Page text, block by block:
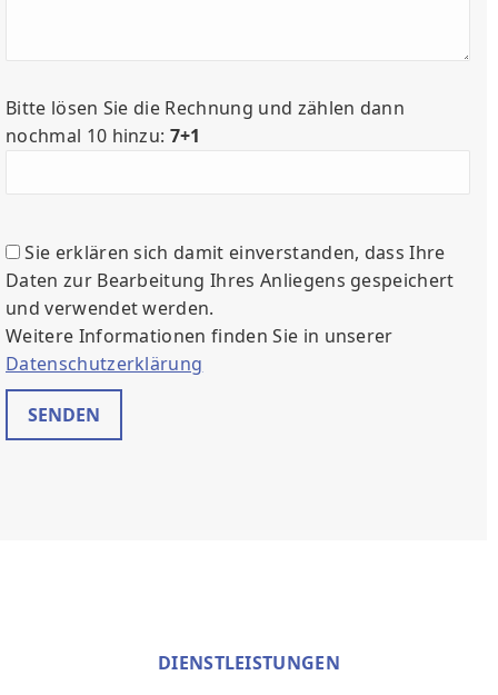
Bitte lösen Sie die Rechnung und zählen dann
nochmal 10 hinzu: 7+1
Sie erklären sich damit einverstanden, dass Ihre
Daten zur Bearbeitung Ihres Anliegens gespeichert
und verwendet werden.
Weitere Informationen finden Sie in unserer
Datenschutzerklärung
DIENSTLEISTUNGEN